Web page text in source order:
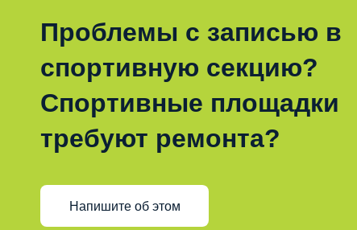
Проблемы с записью в
спортивную секцию?
Спортивные площадки
требуют ремонта?
Напишите об этом